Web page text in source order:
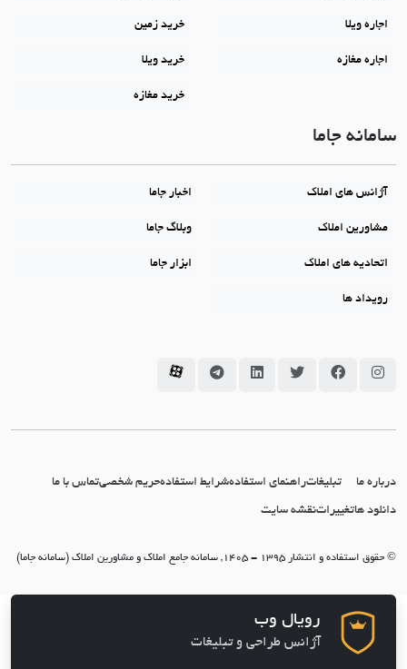
اجاره ویلا
اجاره مغازه
خرید زمین
خرید ویلا
خرید مغازه
سامانه جاما
آژانس های املاک اخبار جاما
مشاورین املاک وبلاگ جاما
اتحادیه های املاک ابزار جاما
رویداد ها
سامانه جاما در اینستاگرام
سامانه جاما در فیسبوک
سامانه جاما در توئیتر
سامانه جاما در لینکداین
سامانه جاما در تلگرام
سامانه جاما در آپارات
درباره ما تبلیغاتراهنمای استفادهشرایط استفادهحریم شخصیتماس با ما
دانلود هاتغییراتنقشه سایت
© حقوق استفاده و انتشار 1395 - 1405, سامانه جامع املاک و مشاورین املاک (سامانه جاما)
رویال وب
آژانس طراحی و تبلیغات